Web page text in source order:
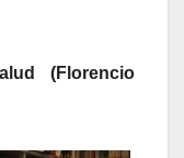
(Florencio